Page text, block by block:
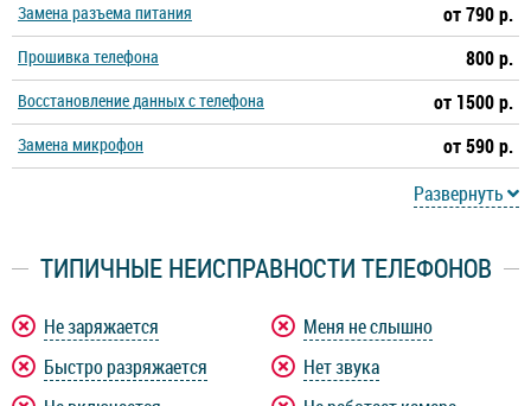
Замена разъема питания от 790 р.
Прошивка телефона 800 р.
Восстановление данных с телефона от 1500 р.
Замена микрофон
от 590 р.
Развернуть
ТИПИЧНЫЕ НЕИСПРАВНОСТИ ТЕЛЕФОНОВ
Не заряжается
Быстро разряжается
Меня не слышно
Нет звука